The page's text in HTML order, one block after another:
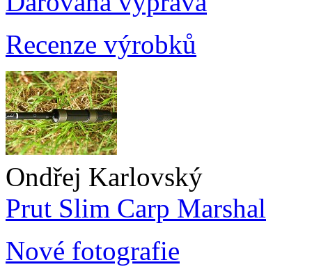
Recenze výrobků
Ondřej Karlovský
Prut Slim Carp Marshal
Nové fotografie